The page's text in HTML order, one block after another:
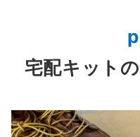
宅配キット